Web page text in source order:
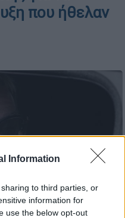
Information
to third parties, or
information for
use the below opt-out
που ήθελαν